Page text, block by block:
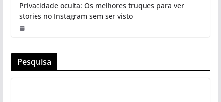
Privacidade oculta: Os melhores truques para ver
stories no Instagram sem ser visto
Pesquisa